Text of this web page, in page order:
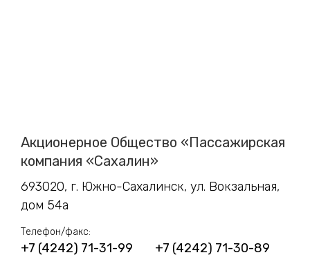
Акционерное Общество «Пассажирская
компания «Сахалин»
693020, г. Южно-Сахалинск, ул. Вокзальная,
дом 54а
Телефон/факс:
+7 (4242) 71-31-99 +7 (4242) 71-30-89